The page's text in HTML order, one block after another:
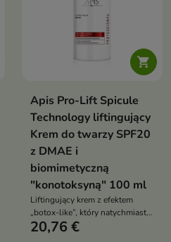

Apis Pro-Lift Spicule
Technology liftingujący
Krem do twarzy SPF20
z DMAE i
biomimetyczną
"konotoksyną" 100 ml
Liftingujący krem z efektem
„botox-like”, który natychmiast
wygładza skórę, poprawia jej
20,76 €